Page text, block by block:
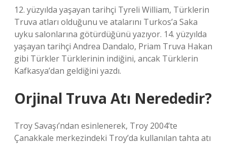
12. yüzyılda yaşayan tarihçi Tyreli William, Türklerin
Truva atları olduğunu ve atalarını Turkos’a Saka
uyku salonlarına götürdüğünü yazıyor. 14. yüzyılda
yaşayan tarihçi Andrea Dandalo, Priam Truva Hakan
gibi Türkler Türklerinin indiğini, ancak Türklerin
Kafkasya’dan geldiğini yazdı.
Orjinal Truva Atı Nerededir?
Troy Savaşı’ndan esinlenerek, Troy 2004’te
Çanakkale merkezindeki Troy’da kullanılan tahta atı